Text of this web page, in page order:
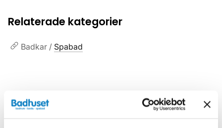
Relaterade kategorier
Badkar / Spabad
Liknande produkter